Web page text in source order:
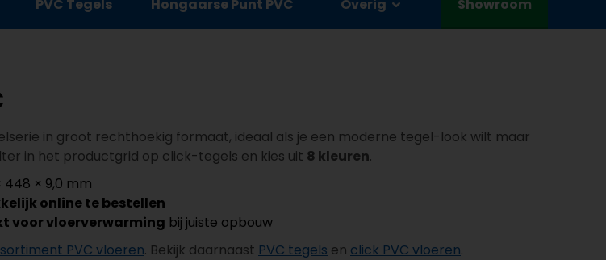
PVC Tegels Hongaarse Punt PVC Overig Showroom
in groot rechthoekig formaat, ideaal als je een moderne tegel-look wilt maar
in het productgrid op click-tegels en kies uit 8 kleuren.
448 × 9,0 mm
online te bestellen
voor vloerverwarming bij juiste opbouw
PVC vloeren. Bekijk daarnaast PVC tegels en click PVC vloeren.